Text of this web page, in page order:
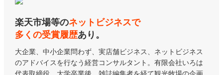
楽天市場等のネットビジネスで
多くの受賞履歴あり。
大企業、中小企業問わず、実店舗ビジネス、ネットビジネス
のアドバイスを行なう経営コンサルタント。有限会社いろは